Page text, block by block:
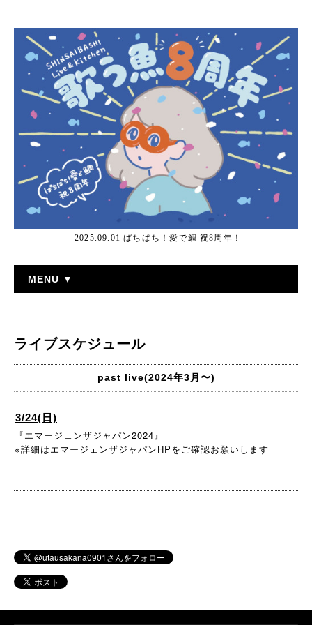
2025.09.01 ぱちぱち！愛で鯛 祝8周年！
MENU ▼
ライブスケジュール
past live(2024年3月〜)
3/24(日)
『エマージェンザジャパン2024』
※詳細はエマージェンザジャパンHPをご確認お願いします